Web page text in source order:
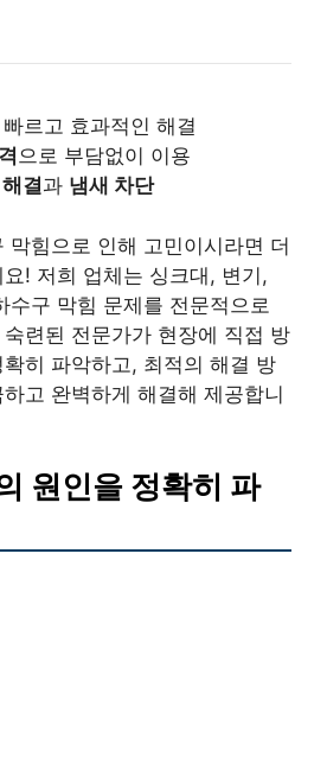
르고 효과적인 해결
으로 부담없이 이용
결과 냄새 차단
막힘으로 인해 고민이시라면 더
! 저희 업체는 싱크대, 변기,
수구 막힘 문제를 전문적으로
련된 전문가가 현장에 직접 방
히 파악하고, 최적의 해결 방
고 완벽하게 해결해 제공합니
원인을 정확히 파